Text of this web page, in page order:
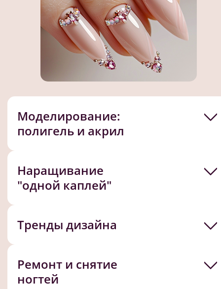
Моделирование:
полигель и акрил
Наращивание
"одной каплей"
Тренды дизайна
Ремонт и снятие
ногтей